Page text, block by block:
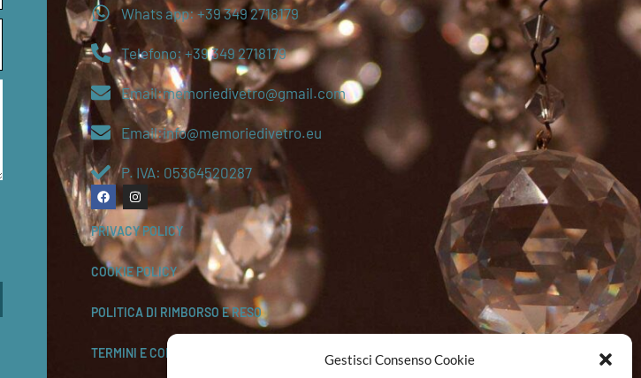
Gestisci Consenso Cookie
Whats app: +39 349 2718179
Telefono: +39 349 2718179
Email:memoriedivetro@gmail.com
Email:info@memoriedivetro.eu
P. IVA: 05364520287
PRIVACY POLICY
COOKIE POLICY
POLITICA DI RIMBORSO E RESO
TERMINI E CONDIZIONI